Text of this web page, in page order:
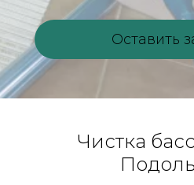
Оставить
Чистка